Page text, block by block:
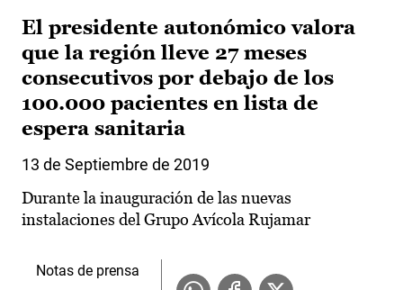
El presidente autonómico valora
que la región lleve 27 meses
consecutivos por debajo de los
100.000 pacientes en lista de
espera sanitaria
13 de Septiembre de 2019
Durante la inauguración de las nuevas
instalaciones del Grupo Avícola Rujamar
Notas de prensa